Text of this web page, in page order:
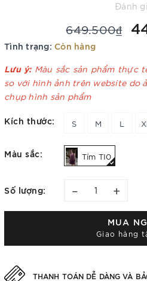
Đánh
649.500₫
Tình trạng: Còn hàng
Lưu ý: Màu sắc sản phẩm thực
so với hình ảnh trên website do
chụp hình sản phẩm
Kích thước: S M L
Màu sắc: Tím TI0
Số lượng: – +
MUA
Giao hàng
THANH TOÁN DỄ DÀNG VÀ